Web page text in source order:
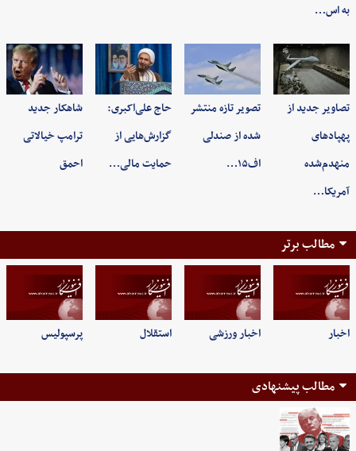
به اس…
تصاویر جدید از
پهپادهای
منهدم‌شده
آمریکا…
تصویر تازه منتشر
شده از صندلی
اف۱۵…
حاج علی‌اکبری:
گزارش‌هایی از
حمایت مالی…
شاهکار جدید
ترامپ خیالاتی
احمق
مطالب برتر
اخبار اخبار ورزشی استقلال پرسپولیس
مطالب پیشنهادی